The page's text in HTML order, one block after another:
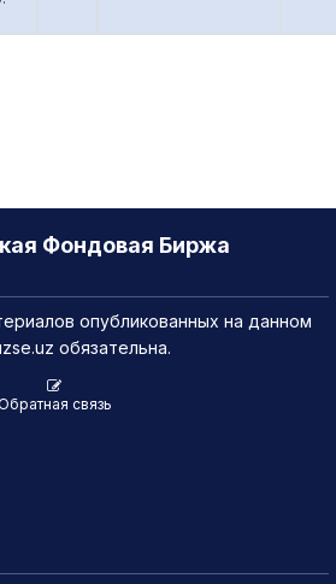
Фондовая Биржа
опубликованных на данном
обязательна.
связь